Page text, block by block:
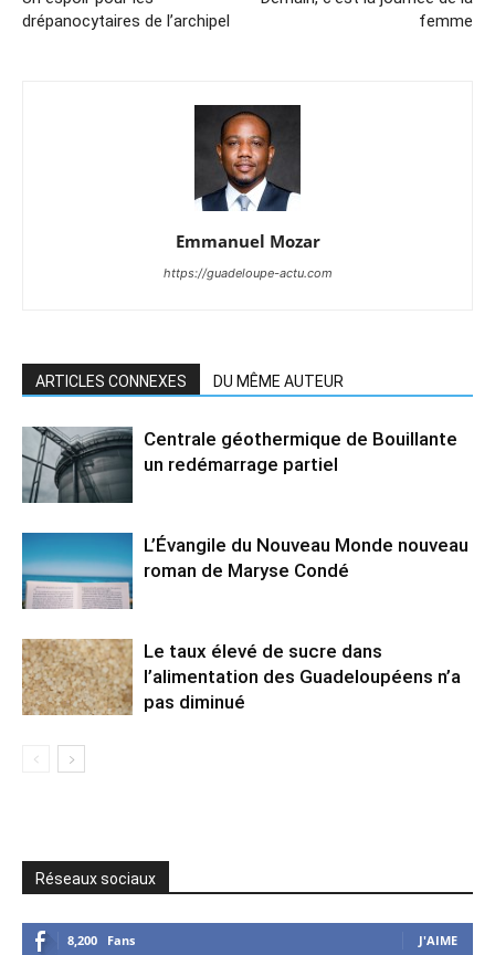
drépanocytaires de l’archipel
femme
Emmanuel Mozar
https://guadeloupe-actu.com
ARTICLES CONNEXES DU MÊME AUTEUR
Centrale géothermique de Bouillante
un redémarrage partiel
L’Évangile du Nouveau Monde nouveau
roman de Maryse Condé
Le taux élevé de sucre dans
l’alimentation des Guadeloupéens n’a
pas diminué
Réseaux sociaux
8,200 Fans J'AIME